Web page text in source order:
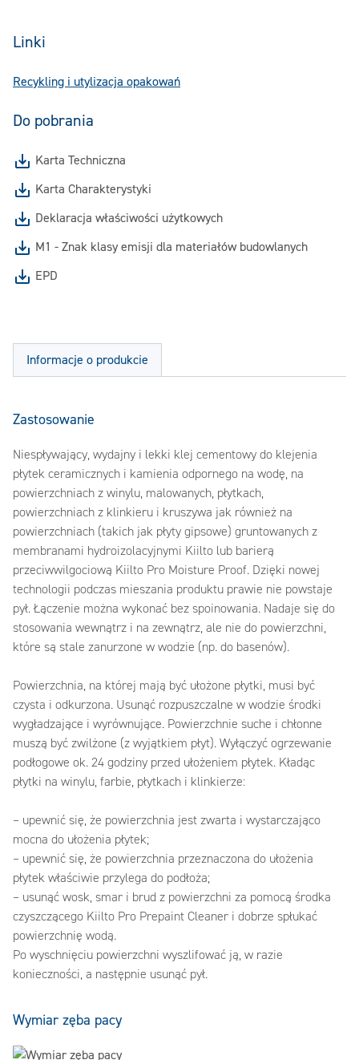
Linki
Recykling i utylizacja opakowań
Do pobrania
Karta Techniczna
Karta Charakterystyki
Deklaracja właściwości użytkowych
M1 - Znak klasy emisji dla materiałów budowlanych
EPD
Informacje o produkcie
Zastosowanie
Niespływający, wydajny i lekki klej cementowy do klejenia
płytek ceramicznych i kamienia odpornego na wodę, na
powierzchniach z winylu, malowanych, płytkach,
powierzchniach z klinkieru i kruszywa jak również na
powierzchniach (takich jak płyty gipsowe) gruntowanych z
membranami hydroizolacyjnymi Kiilto lub barierą
przeciwwilgociową Kiilto Pro Moisture Proof. Dzięki nowej
technologii podczas mieszania produktu prawie nie powstaje
pył. Łączenie można wykonać bez spoinowania. Nadaje się do
stosowania wewnątrz i na zewnątrz, ale nie do powierzchni,
które są stale zanurzone w wodzie (np. do basenów).
Powierzchnia, na której mają być ułożone płytki, musi być
czysta i odkurzona. Usunąć rozpuszczalne w wodzie środki
wygładzające i wyrównujące. Powierzchnie suche i chłonne
muszą być zwilżone (z wyjątkiem płyt). Wyłączyć ogrzewanie
podłogowe ok. 24 godziny przed ułożeniem płytek. Kładąc
płytki na winylu, farbie, płytkach i klinkierze:
– upewnić się, że powierzchnia jest zwarta i wystarczająco
mocna do ułożenia płytek;
– upewnić się, że powierzchnia przeznaczona do ułożenia
płytek właściwie przylega do podłoża;
– usunąć wosk, smar i brud z powierzchni za pomocą środka
czyszczącego Kiilto Pro Prepaint Cleaner i dobrze spłukać
powierzchnię wodą.
Po wyschnięciu powierzchni wyszlifować ją, w razie
konieczności, a następnie usunąć pył.
Wymiar zęba pacy